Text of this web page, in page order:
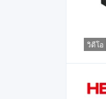
วิดีโอ